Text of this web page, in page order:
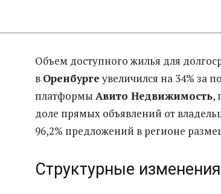
Объем доступного жилья для
в Оренбурге увеличился на 34% за
платформы Авито Недвижимость,
доле прямых объявлений от
96,2% предложений в регионе
Структурные